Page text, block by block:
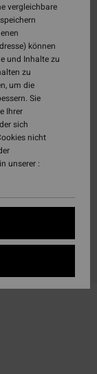
vergleichbare
können
und Inhalte zu
zu
um die
Sie
Ihrer
sich
nicht
unserer :